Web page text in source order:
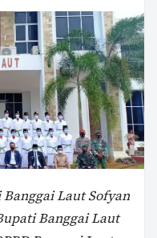
Laut Sofyan
Banggai Laut